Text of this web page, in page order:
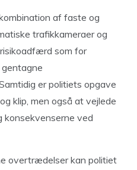
af faste og
trafikkameraer og
som for
gentagne
er politiets opgave
klip, men også at vejlede
konsekvenserne ved
overtrædelser kan politiet